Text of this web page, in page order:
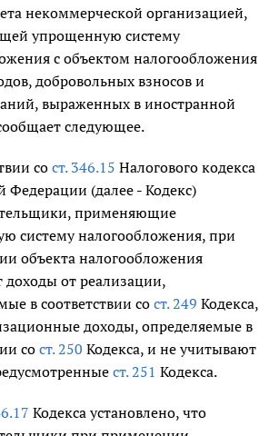
некоммерческой организацией,
упрощенную систему
с объектом налогообложения
добровольных взносов и
выраженных в иностранной
следующее.
со ст. 346.15 Налогового кодекса
Федерации (далее - Кодекс)
применяющие
систему налогообложения, при
объекта налогообложения
от реализации,
в соответствии со ст. 249 Кодекса,
доходы, определяемые в
со ст. 250 Кодекса, и не учитывают
ст. 251 Кодекса.
Кодекса установлено, что